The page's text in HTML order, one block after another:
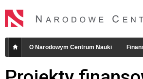
O Narodowym Centrum Nauki